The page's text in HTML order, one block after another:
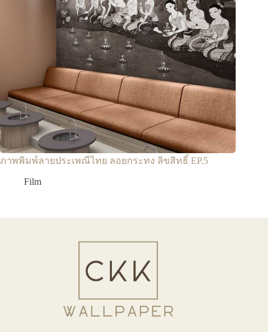
ภาพพิมพ์ลายประเพณีไทย ลอยกระทง ลิขสิทธิ์ EP.5
Film